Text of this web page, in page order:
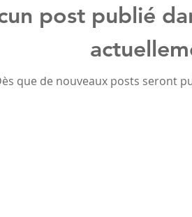
post publié
que de nouveaux posts seront